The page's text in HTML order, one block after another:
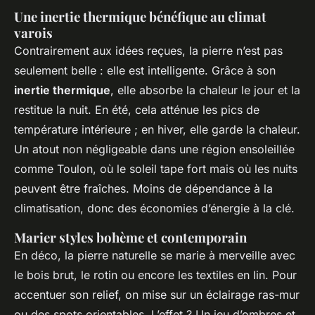
Une inertie thermique bénéfique au climat
varois
Contrairement aux idées reçues, la pierre n’est pas
seulement belle : elle est intelligente. Grâce à son
inertie thermique, elle absorbe la chaleur le jour et la
restitue la nuit. En été, cela atténue les pics de
température intérieure ; en hiver, elle garde la chaleur.
Un atout non négligeable dans une région ensoleillée
comme Toulon, où le soleil tape fort mais où les nuits
peuvent être fraîches. Moins de dépendance à la
climatisation, donc des économies d’énergie à la clé.
Marier styles bohème et contemporain
En déco, la pierre naturelle se marie à merveille avec
le bois brut, le rotin ou encore les textiles en lin. Pour
accentuer son relief, on mise sur un éclairage ras-mur